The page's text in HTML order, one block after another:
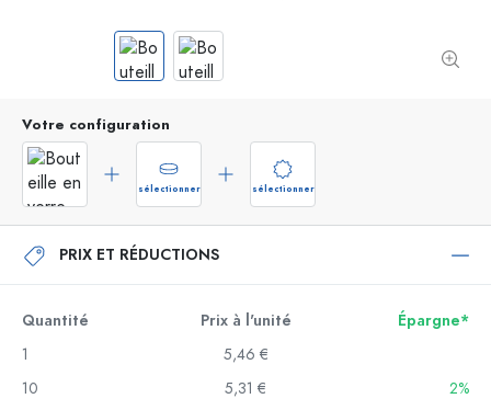
Votre configuration
sélectionner sélectionner
PRIX ET RÉDUCTIONS
Quantité Prix à l'unité
Épargne*
1
5,46 €
10
5,31 €
2%